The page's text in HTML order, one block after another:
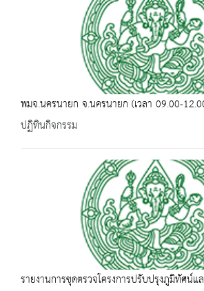
พมจ.นครนายก จ.นครนายก (เวลา 09.00-
ปฏิทินกิจกรรม
รายงานการขุดตรวจโครงการปรับปรุงภูมิทัศน์